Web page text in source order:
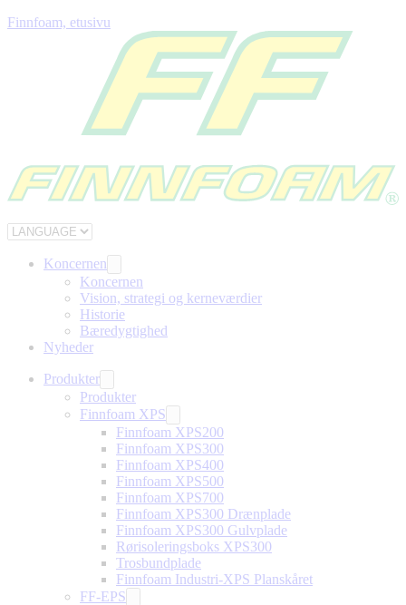
Finnfoam, etusivu
Koncernen
Koncernen
Vision, strategi og kerneværdier
Historie
Bæredygtighed
Nyheder
Produkter
Produkter
Finnfoam XPS
Finnfoam XPS200
Finnfoam XPS300
Finnfoam XPS400
Finnfoam XPS500
Finnfoam XPS700
Finnfoam XPS300 Drænplade
Finnfoam XPS300 Gulvplade
Rørisoleringsboks XPS300
Trosbundplade
Finnfoam Industri-XPS Planskåret
FF-EPS